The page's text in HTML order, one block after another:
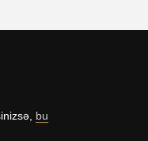
bu